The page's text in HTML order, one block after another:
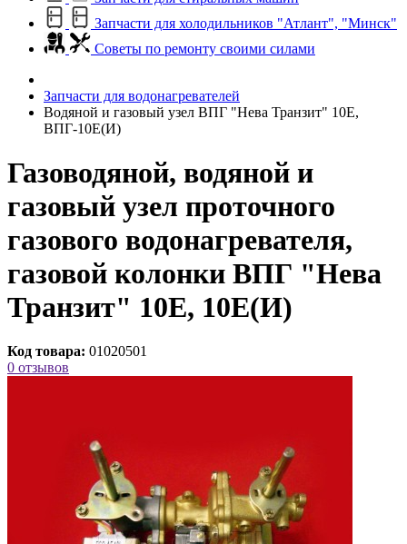
Запчасти для холодильников "Атлант", "Минск"
Советы по ремонту своими силами
Запчасти для водонагревателей
Водяной и газовый узел ВПГ "Нева Транзит" 10Е,
ВПГ-10Е(И)
Газоводяной, водяной и
газовый узел проточного
газового водонагревателя,
газовой колонки ВПГ "Нева
Транзит" 10Е, 10Е(И)
Код товара: 01020501
0 отзывов